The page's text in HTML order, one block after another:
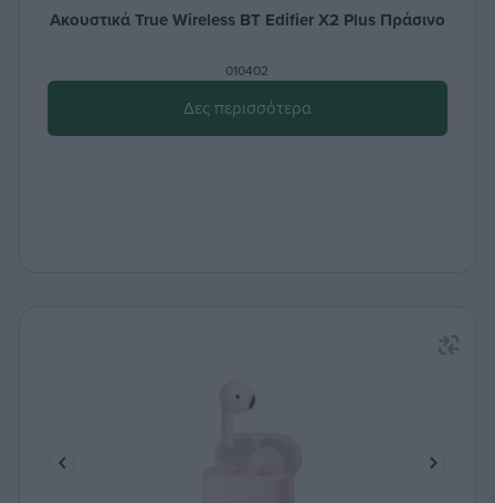
Ακουστικά True Wireless BT Edifier X2 Plus Πράσινο
010402
Δες περισσότερα